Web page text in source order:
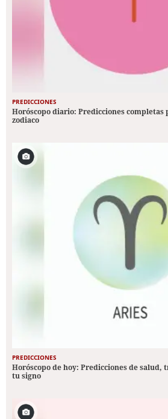
PREDICCIONES
Horóscopo diario: Predicciones completas
zodiaco
PREDICCIONES
Horóscopo de hoy: Predicciones de salud,
tu signo